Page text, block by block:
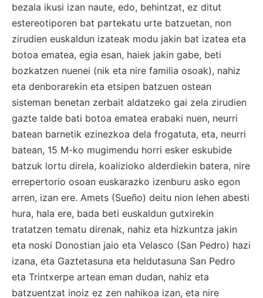
bezala ikusi izan naute, edo, behintzat, ez ditut
estereotiporen bat partekatu urte batzuetan, non
zirudien euskaldun izateak modu jakin bat izatea eta
botoa ematea, egia esan, haiek jakin gabe, beti
bozkatzen nuenei (nik eta nire familia osoak), nahiz
eta denborarekin eta etsipen batzuen ostean
sisteman benetan zerbait aldatzeko gai zela zirudien
gazte talde bati botoa ematea erabaki nuen, neurri
batean barnetik ezinezkoa dela frogatuta, eta, neurri
batean, 15 M-ko mugimendu horri esker eskubide
batzuk lortu direla, koalizioko alderdiekin batera, nire
errepertorio osoan euskarazko izenburu asko egon
arren, izan ere. Amets (Sueño) deitu nion lehen abesti
hura, hala ere, bada beti euskaldun gutxirekin
tratatzen tematu direnak, nahiz eta hizkuntza jakin
eta noski Donostian jaio eta Velasco (San Pedro) hazi
izana, eta Gaztetasuna eta heldutasuna San Pedro
eta Trintxerpe artean eman dudan, nahiz eta
batzuentzat inoiz ez zen nahikoa izan, eta nire